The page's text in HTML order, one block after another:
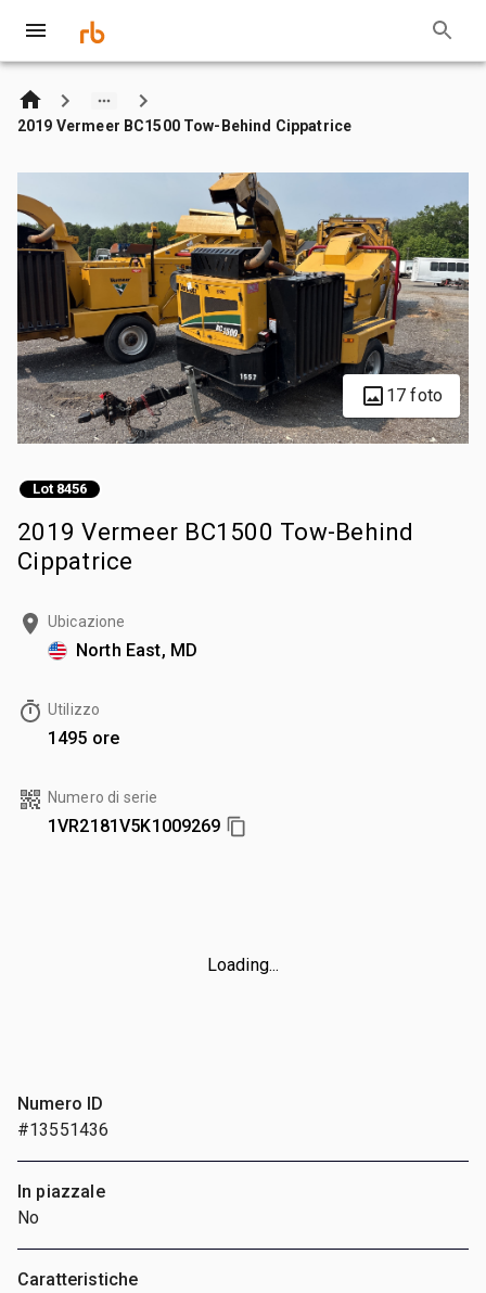
2019 Vermeer BC1500 Tow-Behind Cippatrice
17 foto
Lot 8456
2019 Vermeer BC1500 Tow-Behind
Cippatrice
Ubicazione
North East, MD
Utilizzo
1495 ore
Numero di serie
1VR2181V5K1009269
Loading...
Numero ID
#13551436
In piazzale
No
Caratteristiche